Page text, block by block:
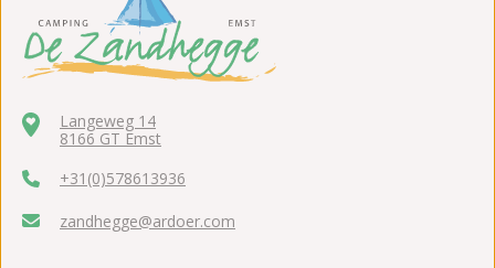
Langeweg 14
8166 GT Emst
+31(0)578613936
zandhegge@ardoer.com